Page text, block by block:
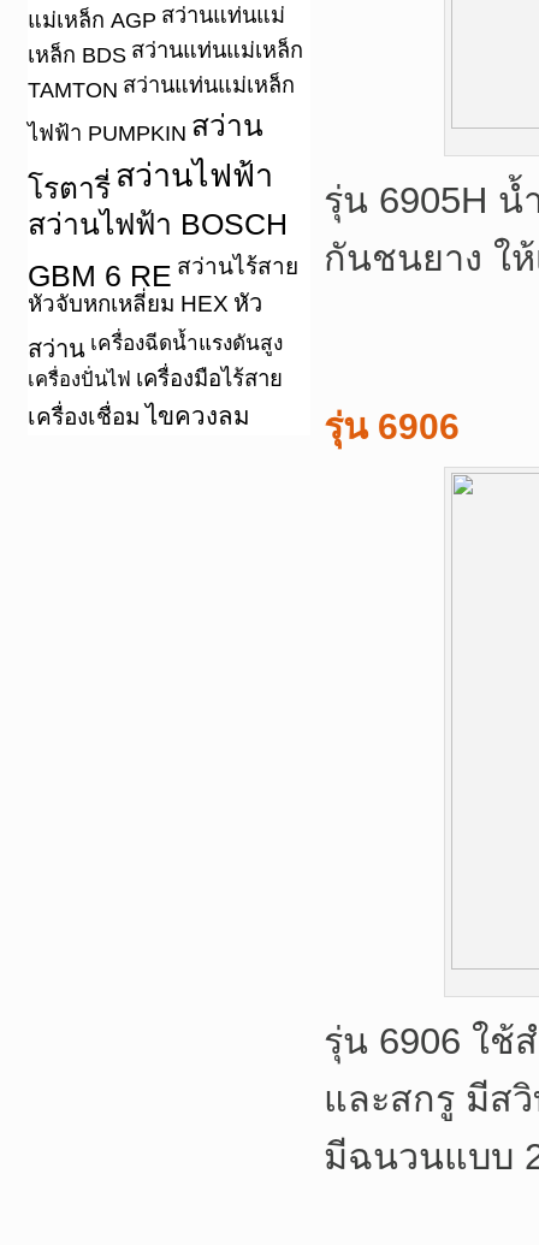
แม่เหล็ก AGP สว่านแท่นแม่
เหล็ก BDS สว่านแท่นแม่เหล็ก
TAMTON สว่านแท่นแม่เหล็ก
ไฟฟ้า PUMPKIN สว่าน
โรตารี่ สว่านไฟฟ้า
สว่านไฟฟ้า BOSCH
GBM 6 RE สว่านไร้สาย
หัวจับหกเหลี่ยม HEX หัว
สว่าน เครื่องฉีดน้ำแรงดันสูง
เครื่องปั่นไฟ เครื่องมือไร้สาย
เครื่องเชื่อม ไขควงลม
รุ่น 6905H น้
กันชนยาง ใ
รุ่น 6906
รุ่น 6906 ใช้
และสกรู มีส
มีฉนวนแบบ